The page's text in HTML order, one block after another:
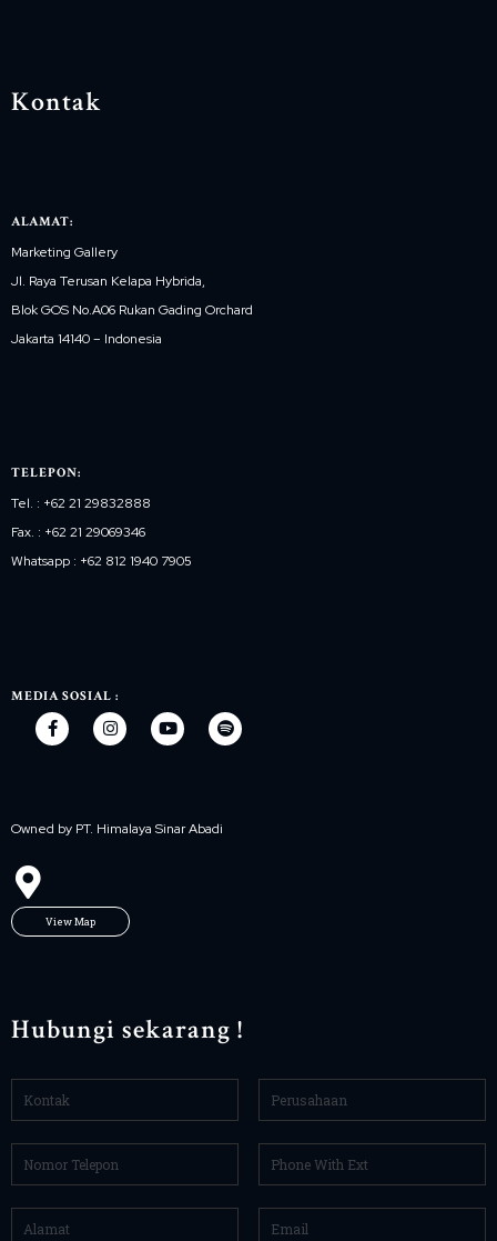
Kontak
ALAMAT:
Marketing Gallery
Jl. Raya Terusan Kelapa Hybrida,
Blok GOS No.A06 Rukan Gading Orchard
Jakarta 14140 – Indonesia
TELEPON:
Tel. : +62 21 29832888
Fax. : +62 21 29069346
Whatsapp : +62 812 1940 7905
MEDIA SOSIAL :
Owned by PT. Himalaya Sinar Abadi
View Map
Hubungi sekarang !